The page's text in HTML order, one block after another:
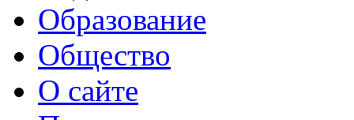
Образование
Общество
О сайте